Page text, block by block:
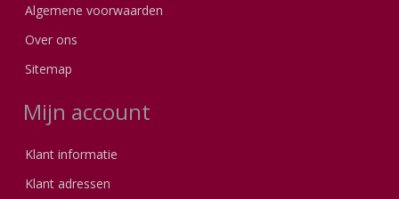
Algemene voorwaarden
Over ons
Sitemap
Mijn account
Klant informatie
Klant adressen